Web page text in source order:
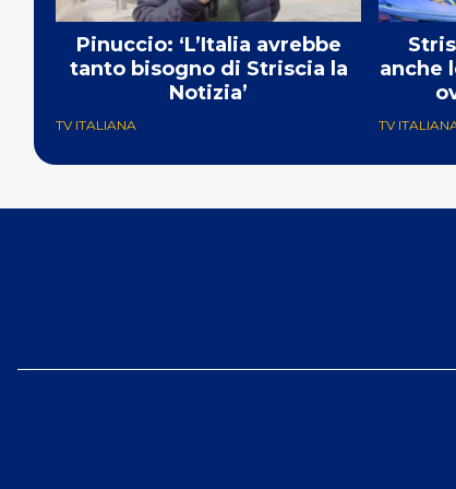
Pinuccio: ‘L’Italia avrebbe
tanto bisogno di Striscia la
Notizia’
TV ITALIANA
anche
TV